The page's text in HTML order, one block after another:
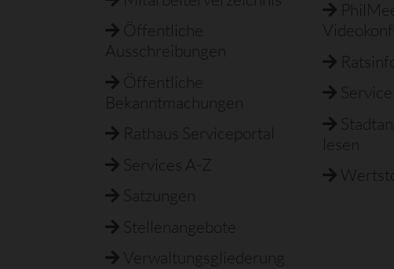
Öffentliche
Ausschreibungen
Öffentliche
Bekanntmachungen
Rathaus Serviceportal
Services A-Z
Satzungen
Stellenangebote
Verwaltungsgliederung
lesen